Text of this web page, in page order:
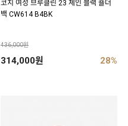
코치 여성 브루클린 23 체인 블랙 숄더
백 CW614 B4BK
436,000원
314,000원 28%